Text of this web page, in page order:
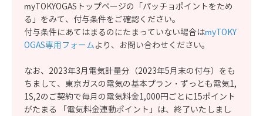
myTOKYOGASトップページの「パッチョポイントをため
る」をみて、付与条件をご確認ください。
付与条件にあてはまるのにたまっていない場合はmyTOKY
OGAS専用フォームより、お問い合わせください。
なお、2023年3月電気計量分（2023年5月末の付与）をも
ちまして、東京ガスの電気の基本プラン・ずっとも電気1,
1S,2のご契約で毎月の電気料金1,000円ごとに15ポイント
がたまる 「電気料金連動ポイント」は、終了いたしまし